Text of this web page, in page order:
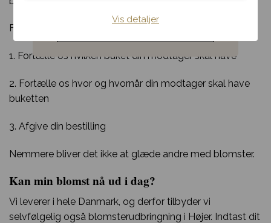
Vis detaljer
For at lægge en bestilling skal du:
1. Fortælle os hvilken buket din modtager skal have
2. Fortælle os hvor og hvornår din modtager skal have
buketten
3. Afgive din bestilling
Nemmere bliver det ikke at glæde andre med blomster.
Kan min blomst nå ud i dag?
Vi leverer i hele Danmark, og derfor tilbyder vi
selvfølgelig også blomsterudbringning i Højer. Indtast dit
Noget andet